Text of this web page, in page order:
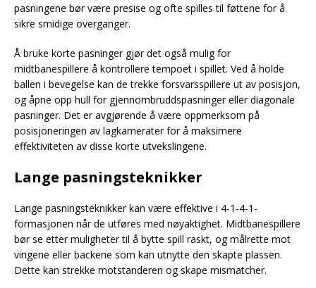
pasningene bør være presise og ofte spilles til føttene for å
sikre smidige overganger.
Å bruke korte pasninger gjør det også mulig for
midtbanespillere å kontrollere tempoet i spillet. Ved å holde
ballen i bevegelse kan de trekke forsvarsspillere ut av posisjon,
og åpne opp hull for gjennombruddspasninger eller diagonale
pasninger. Det er avgjørende å være oppmerksom på
posisjoneringen av lagkamerater for å maksimere
effektiviteten av disse korte utvekslingene.
Lange pasningsteknikker
Lange pasningsteknikker kan være effektive i 4-1-4-1-
formasjonen når de utføres med nøyaktighet. Midtbanespillere
bør se etter muligheter til å bytte spill raskt, og målrette mot
vingene eller backene som kan utnytte den skapte plassen.
Dette kan strekke motstanderen og skape mismatcher.